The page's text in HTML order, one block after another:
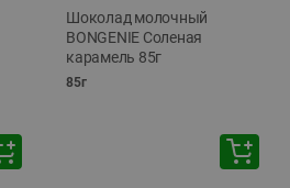
Шоколад молочный
BONGENIE Соленая
карамель 85г
85г